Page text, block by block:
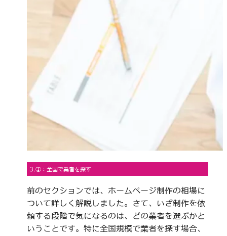
3.①：全国で業者を探す
前のセクションでは、ホームページ制作の相場に
ついて詳しく解説しました。さて、いざ制作を依
頼する段階で気になるのは、どの業者を選ぶかと
いうことです。特に全国規模で業者を探す場合、